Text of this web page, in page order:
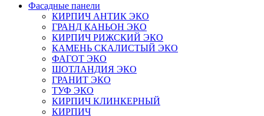
Фасадные панели
КИРПИЧ АНТИК ЭКО
ГРАНД КАНЬОН ЭКО
КИРПИЧ РИЖСКИЙ ЭКО
КАМЕНЬ СКАЛИСТЫЙ ЭКО
ФАГОТ ЭКО
ШОТЛАНДИЯ ЭКО
ГРАНИТ ЭКО
ТУФ ЭКО
КИРПИЧ КЛИНКЕРНЫЙ
КИРПИЧ